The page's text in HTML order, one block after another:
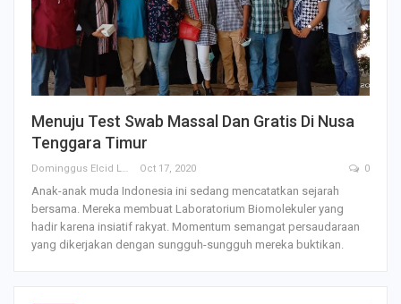
Menuju Test Swab Massal Dan Gratis Di Nusa
Tenggara Timur
Dominggus Elcid Li Oct 17, 2020 0
Anak-anak muda Indonesia ini sedang mencatatkan sejarah
bersama. Mereka membuat Laboratorium Biomolekuler yang
hadir karena insiatif rakyat. Momentum semangat persaudaraan
yang dikerjakan dengan sungguh-sungguh mereka buktikan.